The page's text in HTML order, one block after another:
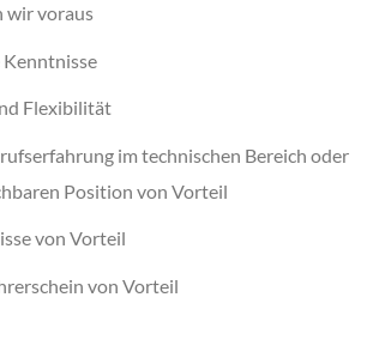
wir voraus
Flexibilität
im technischen Bereich oder
Position von Vorteil
von Vorteil
von Vorteil